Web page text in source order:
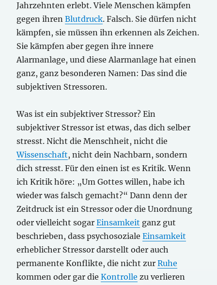
Jahrzehnten erlebt. Viele Menschen kämpfen
gegen ihrenBlutdruck. Falsch. Sie dürfen nicht
kämpfen, sie müssen ihn erkennen als Zeichen.
Sie kämpfen aber gegen ihre innere
Alarmanlage, und diese Alarmanlage hat einen
ganz, ganz besonderen Namen: Das sind die
subjektiven Stressoren.
Was ist ein subjektiver Stressor? Ein
subjektiver Stressor ist etwas, das dich selber
stresst. Nicht die Menschheit, nicht die
Wissenschaft, nicht dein Nachbarn, sondern
dich stresst. Für den einen ist es Kritik. Wenn
ich Kritik höre: „Um Gottes willen, habe ich
wieder was falsch gemacht?“ Dann denn der
Zeitdruck ist ein Stressor oder die Unordnung
oder vielleicht sogarEinsamkeit ganz gut
beschrieben, dass psychosozialeEinsamkeit
erheblicher Stressor darstellt oder auch
permanente Konflikte, die nicht zurRuhe
kommen oder gar dieKontrolle zu verlieren